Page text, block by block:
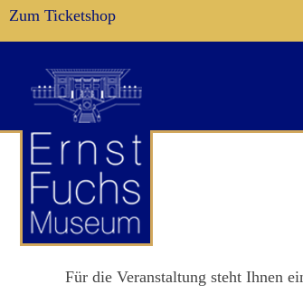
Zum Ticketshop
Für die Veranstaltung steht Ihnen